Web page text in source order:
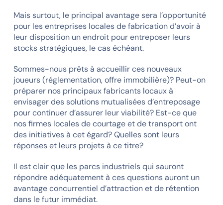
Mais surtout, le principal avantage sera l’opportunité
pour les entreprises locales de fabrication d’avoir à
leur disposition un endroit pour entreposer leurs
stocks stratégiques, le cas échéant.
Sommes-nous prêts à accueillir ces nouveaux
joueurs (réglementation, offre immobilière)? Peut-on
préparer nos principaux fabricants locaux à
envisager des solutions mutualisées d’entreposage
pour continuer d’assurer leur viabilité? Est-ce que
nos firmes locales de courtage et de transport ont
des initiatives à cet égard? Quelles sont leurs
réponses et leurs projets à ce titre?
Il est clair que les parcs industriels qui sauront
répondre adéquatement à ces questions auront un
avantage concurrentiel d’attraction et de rétention
dans le futur immédiat.